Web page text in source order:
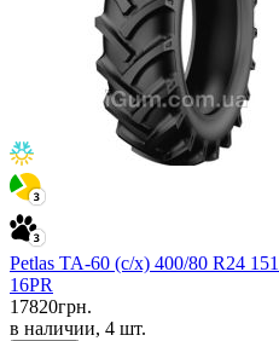
Petlas TA-60 (с/х) 400/80 R24
16PR
17820грн.
в наличии, 4 шт.